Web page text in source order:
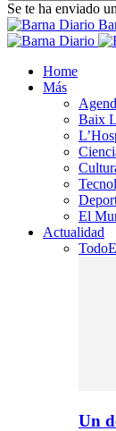
Se te ha enviado
Home
Más
Baix
El
Actualidad
Todo
Un